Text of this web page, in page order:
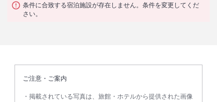
条件に合致する宿泊施設が存在しません。条件を変更してくだ
さい。
ご注意・ご案内
掲載されている写真は、旅館・ホテルから提供された画像